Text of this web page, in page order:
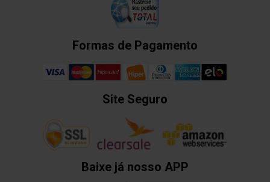
Formas de Pagamento
Site Seguro
Baixe já nosso APP